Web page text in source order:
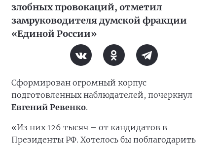
злобных провокаций, отметил
замруководителя думской фракции
«Единой России»
Сформирован огромный корпус
подготовленных наблюдателей, почеркнул
Евгений Ревенко.
«Из них 126 тысяч – от кандидатов в
Президенты РФ. Хотелось бы поблагодарить